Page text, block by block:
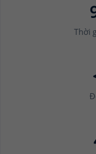
Thời